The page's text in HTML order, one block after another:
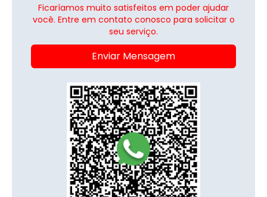
Ficaríamos muito satisfeitos em poder ajudar
você. Entre em contato conosco para solicitar o
seu serviço.
Enviar Mensagem